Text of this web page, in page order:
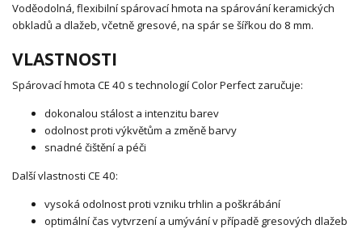
Voděodolná, flexibilní spárovací hmota na spárování keramických
obkladů a dlažeb, včetně gresové, na spár se šířkou do 8 mm.
VLASTNOSTI
Spárovací hmota CE 40 s technologií Color Perfect zaručuje:
dokonalou stálost a intenzitu barev
odolnost proti výkvětům a změně barvy
snadné čištění a péči
Další vlastnosti CE 40:
vysoká odolnost proti vzniku trhlin a poškrábání
optimální čas vytvrzení a umývání v případě gresových dlažeb